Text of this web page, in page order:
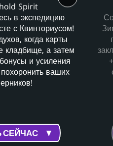
Spirit
в экспедицию
с Квинториусом!
когда карты
кладбище, а затем
и усиления
ваших
СЕЙЧАС